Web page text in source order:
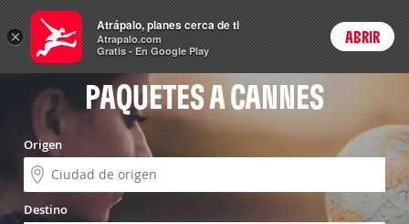
Vuelo+Hotel Login
PAQUETES A CANNES
Origen
Destino
×
Atrápalo, planes cerca de ti
Atrapalo.com
Gratis - En Google Play
ABRIR